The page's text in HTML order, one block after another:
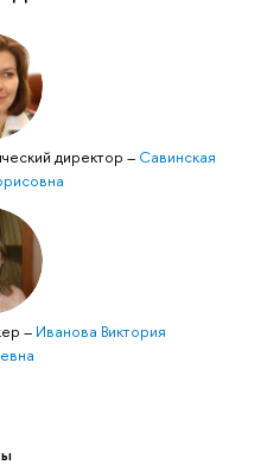
директор– Савинская
– Иванова Виктория